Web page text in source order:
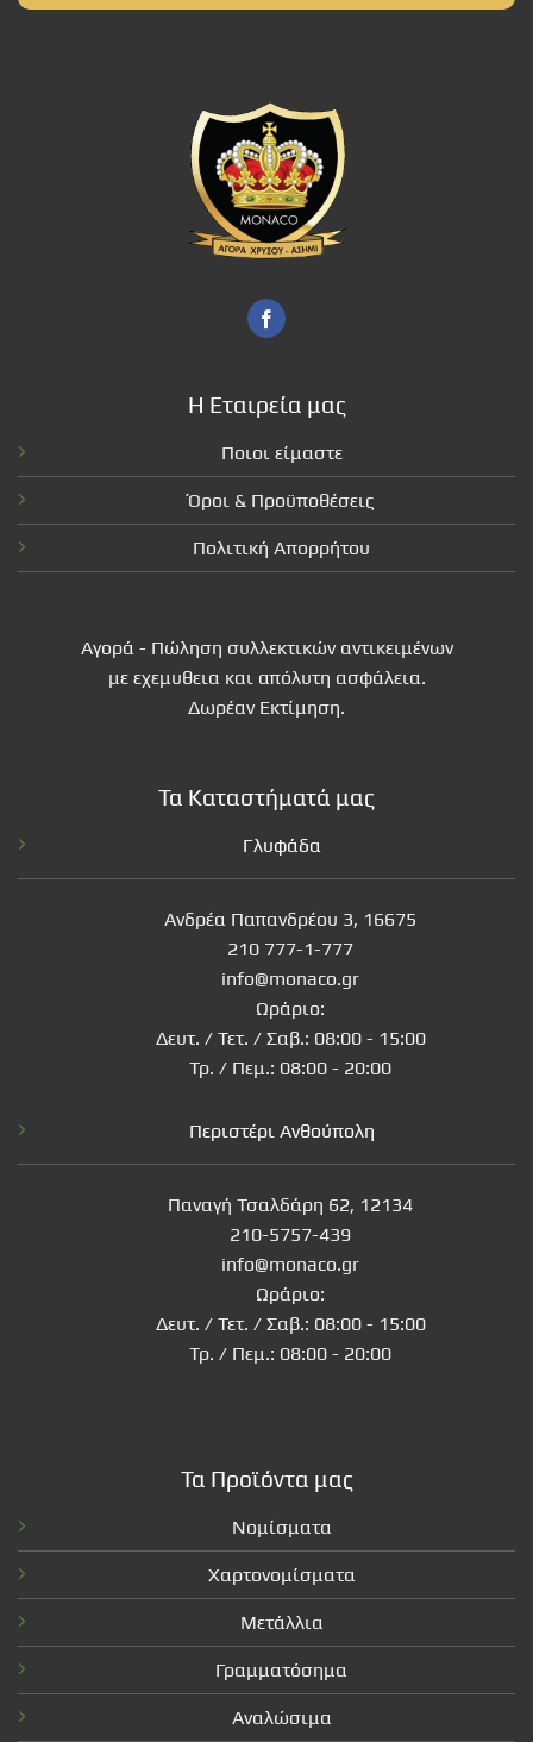
Η Εταιρεία μας
Ποιοι είμαστε
Όροι & Προϋποθέσεις
Πολιτική Απορρήτου
Αγορά - Πώληση συλλεκτικών αντικειμένων
με εχεμυθεια και απόλυτη ασφάλεια.
Δωρέαν Εκτίμηση.
Τα Καταστήματά μας
Γλυφάδα
Ανδρέα Παπανδρέου 3, 16675
210 777-1-777
info@monaco.gr
Ωράριο:
Δευτ. / Τετ. / Σαβ.: 08:00 - 15:00
Τρ. / Πεμ.: 08:00 - 20:00
Περιστέρι Ανθούπολη
Παναγή Τσαλδάρη 62, 12134
210-5757-439
info@monaco.gr
Ωράριο:
Δευτ. / Τετ. / Σαβ.: 08:00 - 15:00
Τρ. / Πεμ.: 08:00 - 20:00
Τα Προϊόντα μας
Νομίσματα
Χαρτονομίσματα
Μετάλλια
Γραμματόσημα
Αναλώσιμα